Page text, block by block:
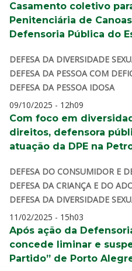
Casamento coletivo
Penitenciária de
Defensoria Pública do
DEFESA DA DIVERSIDADE
DEFESA DA PESSOA COM
DEFESA DA PESSOA IDOSA
09/10/2025 - 12h09
Com foco em
direitos, defensora
atuação da DPE na
DEFESA DO CONSUMIDOR E
DEFESA DA CRIANÇA E DO
DEFESA DA DIVERSIDADE
11/02/2025 - 15h03
Após ação da
concede liminar e
Partido” de Porto